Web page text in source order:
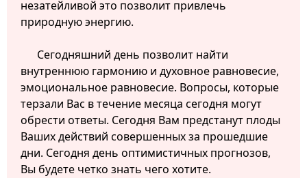
незатейливой это позволит привлечь
природную энергию.
Сегодняшний день позволит найти
внутреннюю гармонию и духовное равновесие,
эмоциональное равновесие. Вопросы, которые
терзали Вас в течение месяца сегодня могут
обрести ответы. Сегодня Вам предстанут плоды
Ваших действий совершенных за прошедшие
дни. Сегодня день оптимистичных прогнозов,
Вы будете четко знать чего хотите.